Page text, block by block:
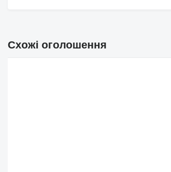
Схожі оголошення